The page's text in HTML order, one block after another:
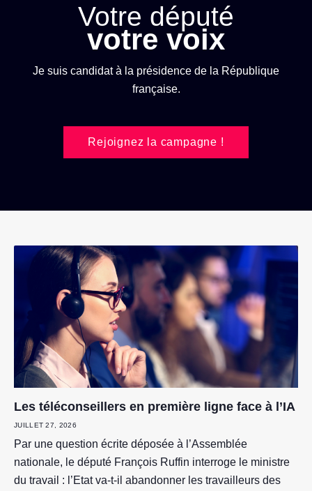
Votre député
votre voix
Je suis candidat à la présidence de la République
française.
Rejoignez la campagne !
Les téléconseillers en première ligne face à l’IA
JUILLET 27, 2026
Par une question écrite déposée à l’Assemblée
nationale, le député François Ruffin interroge le ministre
du travail : l’Etat va-t-il abandonner les travailleurs des